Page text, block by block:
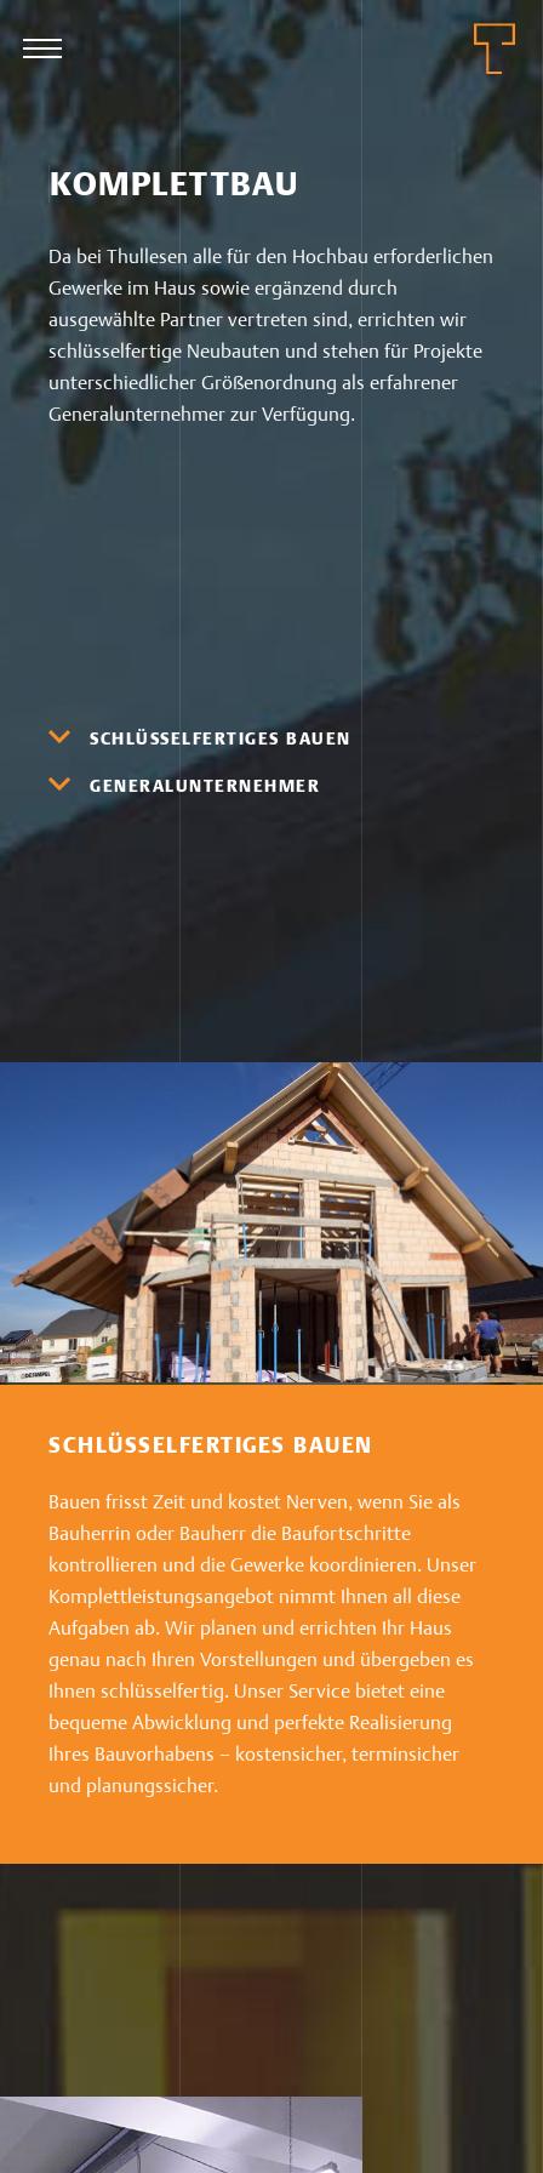
KOMPLETTBAU
Da bei Thullesen alle für den Hochbau erforderlichen
Gewerke im Haus sowie ergänzend durch
ausgewählte Partner vertreten sind, errichten wir
schlüsselfertige Neubauten und stehen für Projekte
unterschiedlicher Größenordnung als erfahrener
Generalunternehmer zur Verfügung.
SCHLÜSSELFERTIGES BAUEN
GENERALUNTERNEHMER
SCHLÜSSELFERTIGES BAUEN
Bauen frisst Zeit und kostet Nerven, wenn Sie als
Bauherrin oder Bauherr die Baufortschritte
kontrollieren und die Gewerke koordinieren. Unser
Komplettleistungsangebot nimmt Ihnen all diese
Aufgaben ab. Wir planen und errichten Ihr Haus
genau nach Ihren Vorstellungen und übergeben es
Ihnen schlüsselfertig. Unser Service bietet eine
bequeme Abwicklung und perfekte Realisierung
Ihres Bauvorhabens – kostensicher, terminsicher
und planungssicher.